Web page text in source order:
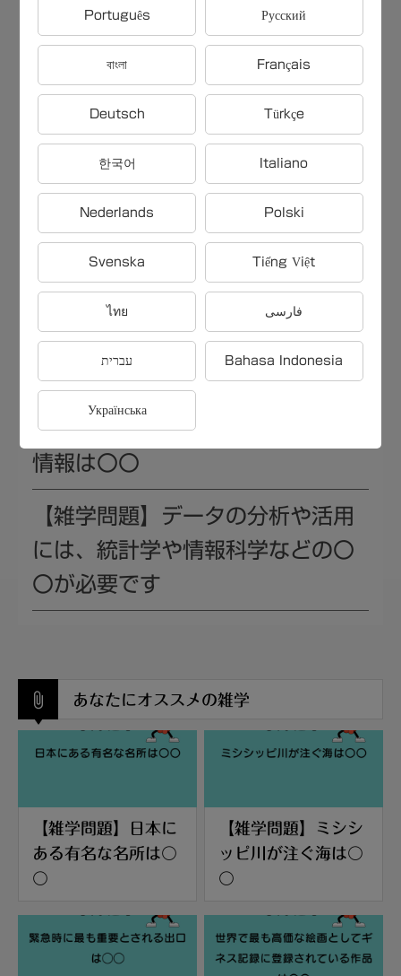
康リスクの軽減に役立つ食品は〇
〇
【雑学問題】水は0℃で凍って固
体になりますが、この固体を〇〇
といいます
【雑学問題】世界で最も高価な時
計ブランドの一つは〇〇
【雑学問題】日本で最も人口が多
い島は〇〇
【雑学問題】キャッシュフロー計
算書が企業分析において提供する
情報は〇〇
【雑学問題】データの分析や活用
には、統計学や情報科学などの〇
〇が必要です
あなたにオススメの雑学
【雑学問題】日本に
ある有名な名所は〇
〇
【雑学問題】ミシシ
ッピ川が注ぐ海は〇
〇
Português Русский
বাংলা Français
Deutsch Türkçe
한국어 Italiano
Nederlands Polski
Svenska Tiếng Việt
ไทย فارسی
עברית Bahasa Indonesia
Українська